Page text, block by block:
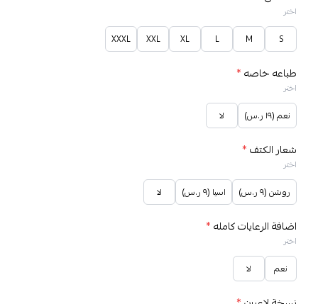
اختر
S
M
L
XL
XXL
XXXL
طباعه خاصه*
اختر
نعم (١٩ ر.س) لا
شعار الكتف*
اختر
روشن (٩ ر.س) اسيا (٩ ر.س) لا
اضافة الرعايات كامله*
اختر
نعم لا